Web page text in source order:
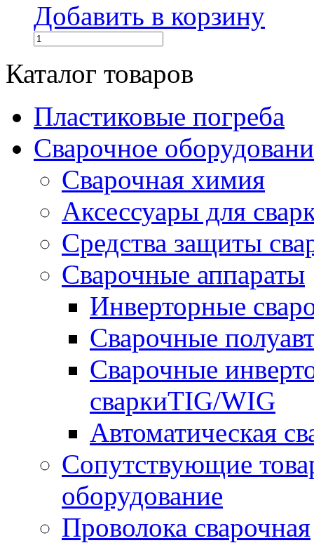
Добавить в корзину
Каталог товаров
Пластиковые погреба
Сварочное
Сварочная химия
Аксессуары для
Средства защиты
Сварочные аппараты
Инверторные
Сварочные
Сварочные
сваркиTIG/WIG
Автоматическая
Сопутствующие
оборудование
Проволока сварочная